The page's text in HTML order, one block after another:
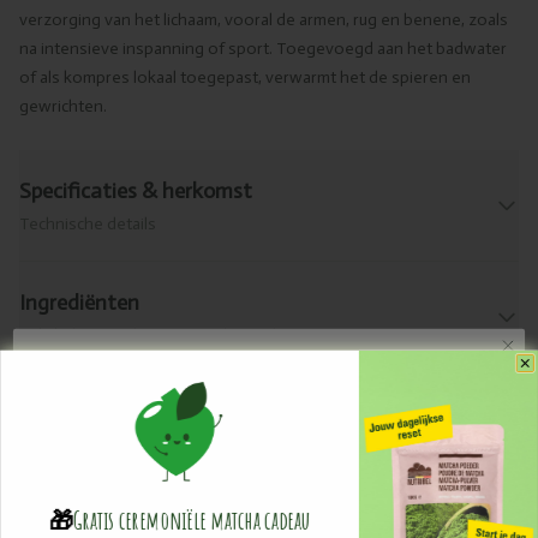
verzorging van het lichaam, vooral de armen, rug en benene, zoals
na intensieve inspanning of sport. Toegevoegd aan het badwater
of als kompres lokaal toegepast, verwarmt het de spieren en
gewrichten.
Specificaties & herkomst
Ingrediënten
Bekijk de ingrediënten van dit product.
Levering & retour
Ontvang Updates en Promo's
🎁Gratis ceremoniële ​matcha cadeau